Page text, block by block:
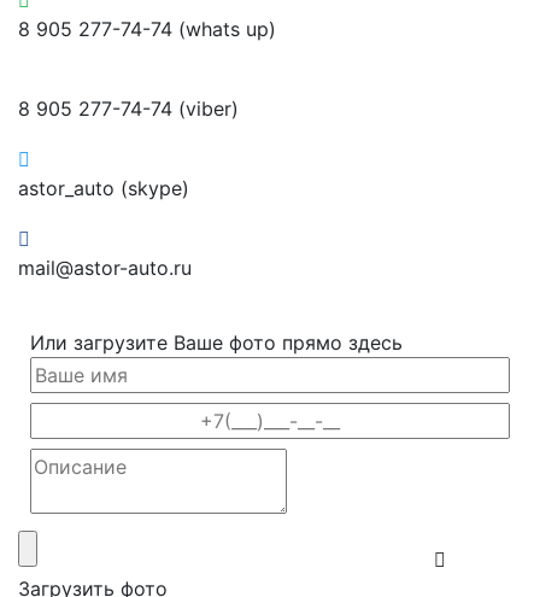
8 905 277-74-74 (whats up)
8 905 277-74-74 (viber)
astor_auto (skype)
mail@astor-auto.ru
Или загрузите Ваше фото прямо здесь
Загрузить фото